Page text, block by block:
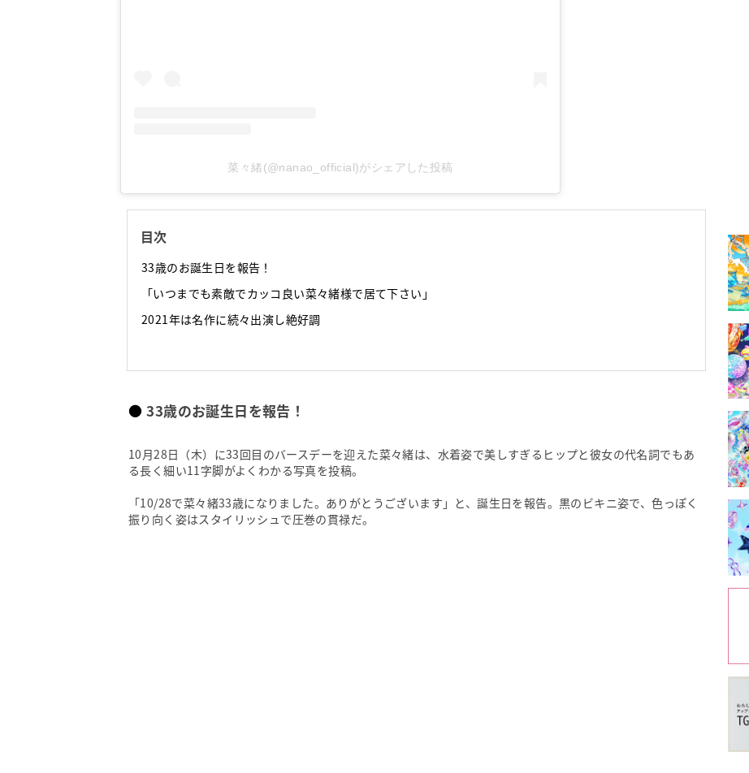
菜々緒(@nanao_official)がシェアした投稿
目次
33歳のお誕生日を報告！
「いつまでも素敵でカッコ良い菜々緒様で居て下さい」
2021年は名作に続々出演し絶好調
33歳のお誕生日を報告！
10月28日（木）に33回目のバースデーを迎えた菜々緒は、水着姿で美しすぎるヒップと彼女の代名詞でもあ
る長く細い11字脚がよくわかる写真を投稿。
「10/28で菜々緒33歳になりました。ありがとうございます」と、誕生日を報告。黒のビキニ姿で、色っぽく
振り向く姿はスタイリッシュで圧巻の貫禄だ。